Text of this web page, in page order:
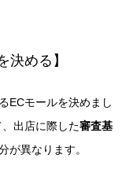
決める】
ECモールを決めまし
出店に際した審査基
が異なります。